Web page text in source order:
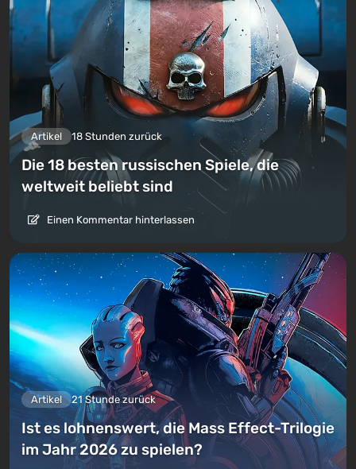
Artikel 18 Stunden zurück
Die 18 besten russischen Spiele, die
weltweit beliebt sind
Einen Kommentar hinterlassen
Artikel 21 Stunde zurück
Ist es lohnenswert, die Mass Effect-Trilogie
im Jahr 2026 zu spielen?